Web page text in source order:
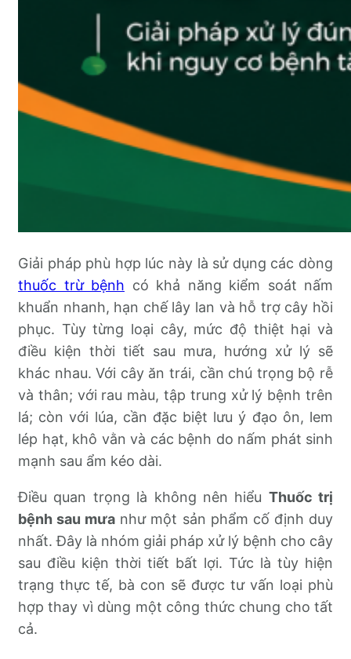
Giải pháp phù hợp lúc này là sử dụng các dòng
thuốc trừ bệnh có khả năng kiểm soát nấm
khuẩn nhanh, hạn chế lây lan và hỗ trợ cây hồi
phục. Tùy từng loại cây, mức độ thiệt hại và
điều kiện thời tiết sau mưa, hướng xử lý sẽ
khác nhau. Với cây ăn trái, cần chú trọng bộ rễ
và thân; với rau màu, tập trung xử lý bệnh trên
lá; còn với lúa, cần đặc biệt lưu ý đạo ôn, lem
lép hạt, khô vằn và các bệnh do nấm phát sinh
mạnh sau ẩm kéo dài.
Điều quan trọng là không nên hiểu Thuốc trị
bệnh sau mưa như một sản phẩm cố định duy
nhất. Đây là nhóm giải pháp xử lý bệnh cho cây
sau điều kiện thời tiết bất lợi. Tức là tùy hiện
trạng thực tế, bà con sẽ được tư vấn loại phù
hợp thay vì dùng một công thức chung cho tất
cả.